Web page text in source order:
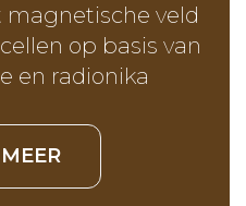
veld
op basis van
en radionika